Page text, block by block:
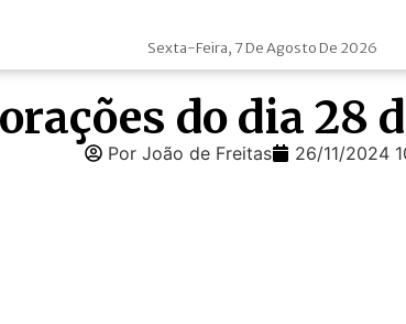
Sexta-Feira, 7 De Agosto De 2026
do dia 28
Por João de Freitas 26/11/2024